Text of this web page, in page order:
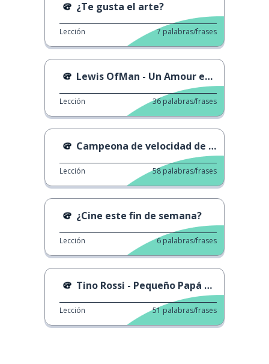
¿Te gusta el arte?
Lección 7 palabras/frases
Lewis OfMan - Un Amour en el Super U
Lección 36 palabras/frases
Campeona de velocidad de tejido en 8 ocasiones.
Lección 58 palabras/frases
¿Cine este fin de semana?
Lección 6 palabras/frases
Tino Rossi - Pequeño Papá Noel
Lección 51 palabras/frases